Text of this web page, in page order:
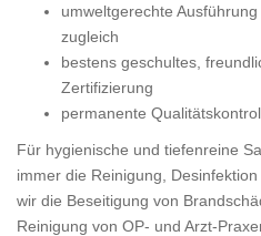
umweltgerechte
zugleich
bestens geschultes,
Zertifizierung
permanente
Für hygienische und tiefenreine
immer die Reinigung,
wir die Beseitigung von
Reinigung von OP- und Arzt-